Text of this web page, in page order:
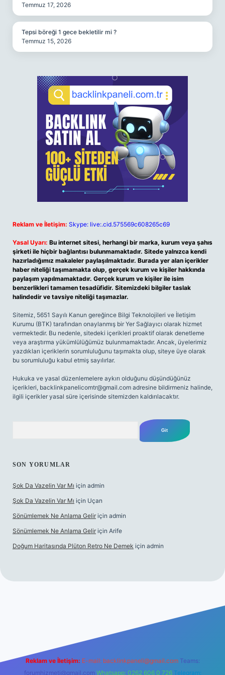
Temmuz 17, 2026
Tepsi böreği 1 gece bekletilir mi ?
Temmuz 15, 2026
Reklam ve İletişim: Skype: live:.cid.575569c608265c69
Yasal Uyarı: Bu internet sitesi, herhangi bir marka, kurum veya şahıs
şirketi ile hiçbir bağlantısı bulunmamaktadır. Sitede yalnızca kendi
hazırladığımız makaleler paylaşılmaktadır. Burada yer alan içerikler
haber niteliği taşımamakta olup, gerçek kurum ve kişiler hakkında
paylaşım yapılmamaktadır. Gerçek kurum ve kişiler ile isim
benzerlikleri tamamen tesadüfidir. Sitemizdeki bilgiler taslak
halindedir ve tavsiye niteliği taşımazlar.
Sitemiz, 5651 Sayılı Kanun gereğince Bilgi Teknolojileri ve İletişim
Kurumu (BTK) tarafından onaylanmış bir Yer Sağlayıcı olarak hizmet
vermektedir. Bu nedenle, sitedeki içerikleri proaktif olarak denetleme
veya araştırma yükümlülüğümüz bulunmamaktadır. Ancak, üyelerimiz
yazdıkları içeriklerin sorumluluğunu taşımakta olup, siteye üye olarak
bu sorumluluğu kabul etmiş sayılırlar.
Hukuka ve yasal düzenlemelere aykırı olduğunu düşündüğünüz
içerikleri, backlinkpanelicomtr@gmail.com adresine bildirmeniz halinde,
ilgili içerikler yasal süre içerisinde sitemizden kaldırılacaktır.
SON YORUMLAR
Şok Da Vazelin Var Mı için admin
Şok Da Vazelin Var Mı için Uçan
Sönümlemek Ne Anlama Gelir için admin
Sönümlemek Ne Anlama Gelir için Arife
Doğum Haritasında Plüton Retro Ne Demek için admin
Reklam ve İletişim: E-mail: backlinkpaneli@gmail.com Teams:
forumhizmeti@gmail.com Whatsapp: 0262 606 0 726 Telegram: